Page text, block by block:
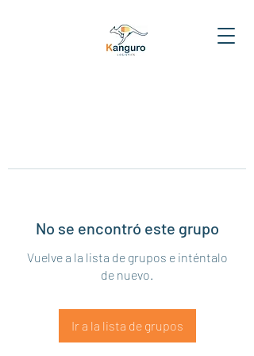
No se encontró este grupo
Vuelve a la lista de grupos e inténtalo
de nuevo.
Ir a la lista de grupos